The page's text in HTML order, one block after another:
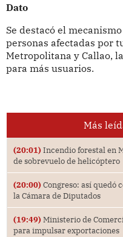
Dato
Se destacó el
personas afectadas por
Metropolitana y Callao,
para más usuarios.
Más
(20:01) Incendio forestal en
de sobrevuelo de helicóptero
(20:00) Congreso: así quedó
la Cámara de Diputados
(19:49) Ministerio de
para impulsar exportaciones